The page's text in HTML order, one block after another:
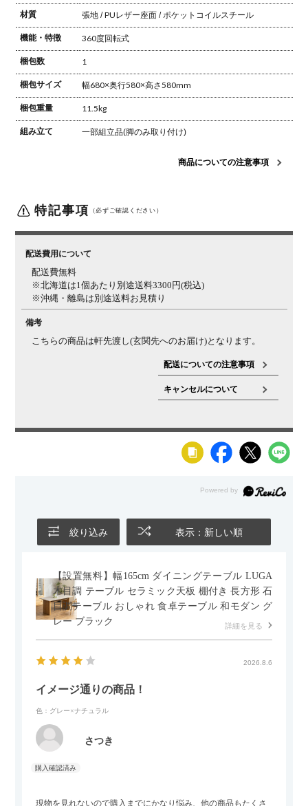
材質 張地 / PUレザー座面 / ポケットコイルスチール
機能・特徴 360度回転式
梱包数 1
梱包サイズ 幅680×奥行580×高さ580mm
梱包重量 11.5kg
組み立て 一部組立品(脚のみ取り付け)
商品についての注意事項
特記事項 （必ずご確認ください）
配送費用について
配送費無料
※北海道は1個あたり別途送料3300円(税込)
※沖縄・離島は別途送料お見積り
備考
こちらの商品は軒先渡し(玄関先へのお届け)となります。
配送についての注意事項
キャンセルについて
絞り込み 表示：新しい順
【設置無料】幅165cm ダイニングテーブル LUGA
木目調 テーブル セラミック天板 棚付き 長方形 石
目調テーブル おしゃれ 食卓テーブル 和モダン グ
レー ブラック
詳細を見る
2026.8.6
イメージ通りの商品！
色：グレー×ナチュラル
さつき
現物を見れないので購入までにかなり悩み、他の商品もたくさ